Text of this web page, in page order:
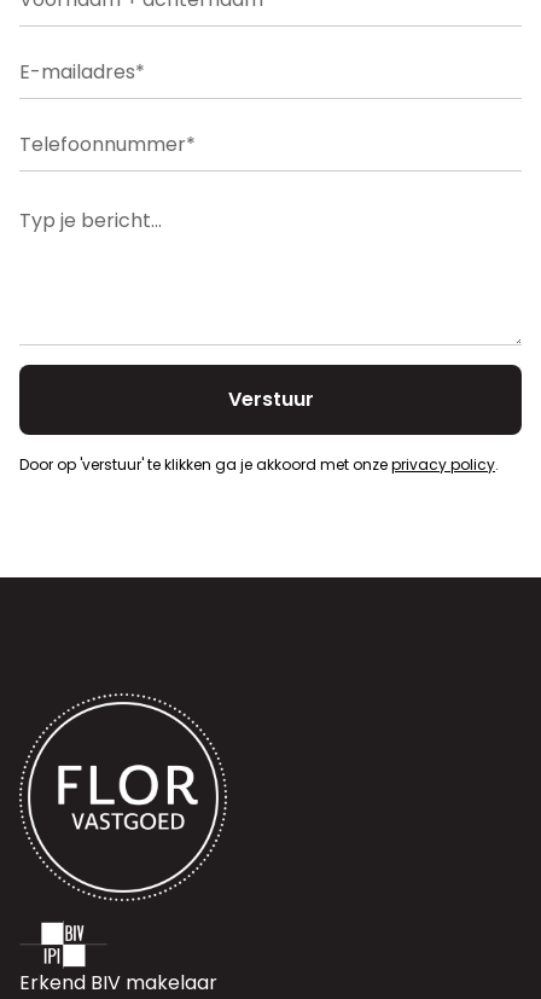
Door op 'verstuur' te klikken ga je akkoord met onzeprivacy policy.
Voorkooprecht
Erkend BIV makelaar